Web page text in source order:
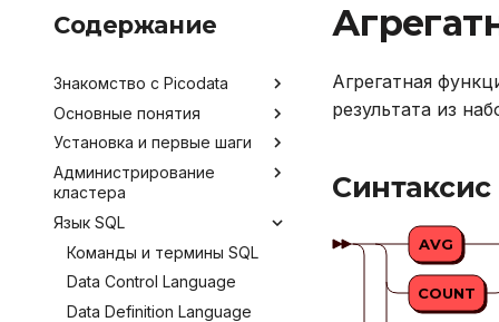
Содержание
Знакомство с Picodata
Общее описание продукта
Преимущества Picodata
Сценарии использования
Picodata
Обратная связь и
получение помощи
Лицензирование
Версионирование
Основные понятия
Типы таблиц
Установка и первые шаги
Установка Picodata
Запуск Picodata
Создание кластера
Развёртывание кластера
через Kubernetes Operator
Добавление узлов
Администрирование
кластера
Конфигурирование
Обзор методов
конфигурирования
Аргументы командной
Мониторинг
Получение данных о
кластере
Развертывание кластера
через Ansible
Язык SQL
Команды и термины SQL
Data Control Language
Data Definition Language
Агрегатная
результата из
Синтаксис
AVG
COUNT